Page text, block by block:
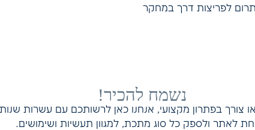
לפריצות דרך במחקר
נשמח להכיר!
בפתרון מקצועי, אנחנו כאן לרשותכם עם עשרות שנות
לאתר ולספק כל סוג מתכת, למגוון תעשיות ושימושים.